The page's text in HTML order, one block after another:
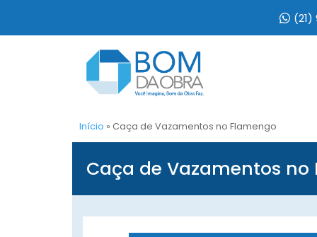
(21)
Início » Caça de Vazamentos no Flamengo
Caça de Vazamentos no